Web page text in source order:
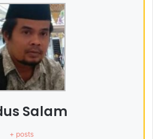
Salam
+ posts